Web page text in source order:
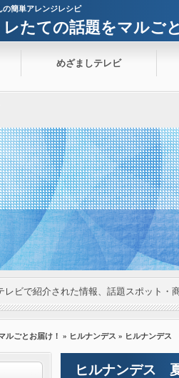
簡単アレンジレシピ
レたての話題をマルご
めざましテレビ
レビで紹介された情報、話題スポット・
ルごとお届け！ » ヒルナンデス » ヒルナンデス
ヒルナンデス